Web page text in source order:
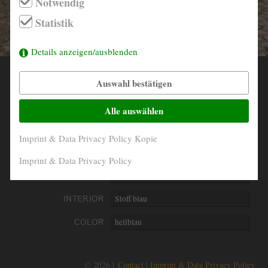
YEAR 1969
80.228 Km original
INTERIOR Stoff blau
COLOR hellblau
© 2026 | Contact Imprint & Data Privacy Policy
Statistik
Details anzeigen/ausblenden
Auswahl bestätigen
Alle auswählen
Imprint & Data Privacy Policy Kopie
Imprint & Data Privacy Policy